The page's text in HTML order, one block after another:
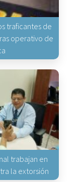
traficantes de
operativo de
trabajan en
la extorsión